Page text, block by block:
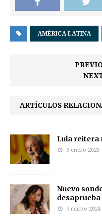
AMÉRICA LATINA
ARTÍCULOS
Lula reitera
3 enero 2023
Nuevo
9 marzo 2024